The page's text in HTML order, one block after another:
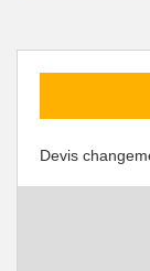
Devis